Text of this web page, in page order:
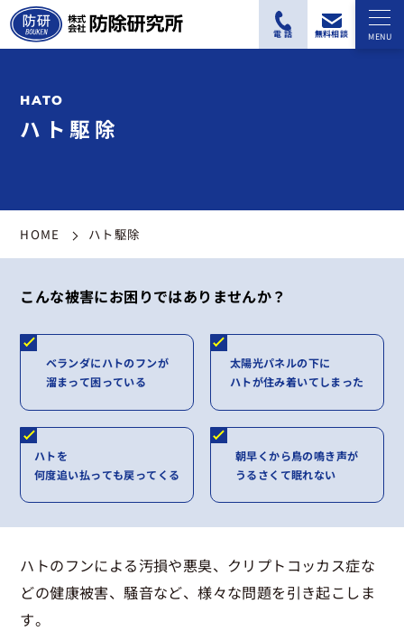
ハト駆除
HOME ハト駆除
こんな被害にお困りではありませんか？
ベランダにハトのフンが
溜まって困っている
太陽光パネルの下に
ハトが住み着いてしまった
ハトを
何度追い払っても戻ってくる
朝早くから鳥の鳴き声が
うるさくて眠れない
ハトのフンによる汚損や悪臭、クリプトコッカス症な
どの健康被害、騒音など、様々な問題を引き起こしま
す。